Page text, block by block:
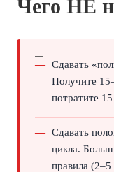
Чего НЕ
Сдавать
Получите
потратите
Сдавать
цикла.
правила